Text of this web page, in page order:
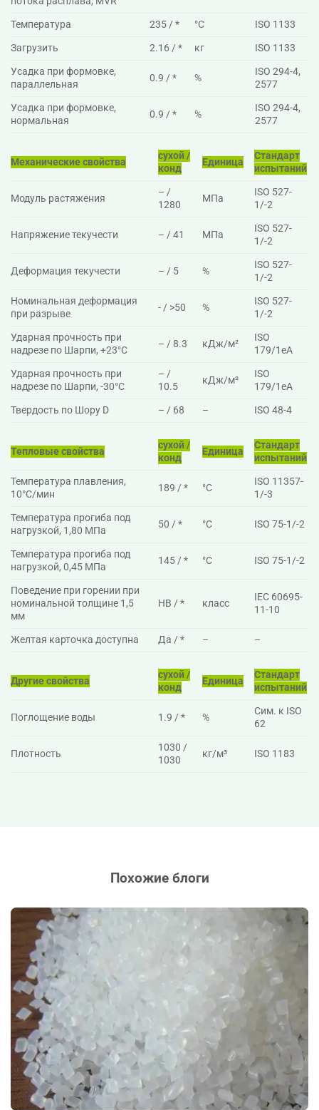
Температура 235 / * °C
ISO 1133
Загрузить
2.16 / * кг
ISO 1133
Усадка при формовке,
параллельная
0.9 / * %
ISO 294-4,
2577
Усадка при формовке,
нормальная
0.9 / * %
ISO 294-4,
2577
Механические свойства
сухой /
конд
Единица
Стандарт
испытаний
Модуль растяжения
– /
1280
МПа
ISO 527-
1/-2
Напряжение текучести – / 41 МПа
ISO 527-
1/-2
Деформация текучести – / 5 %
ISO 527-
1/-2
Номинальная деформация
при разрыве
- / >50 %
ISO 527-
1/-2
Ударная прочность при
надрезе по Шарпи, +23°C
– / 8.3 кДж/м²
ISO
179/1eA
Ударная прочность при
надрезе по Шарпи, -30°C
– /
10.5
кДж/м²
ISO
179/1eA
Твердость по Шору D
– / 68 – ISO 48-4
Тепловые свойства
сухой /
конд
Единица
Стандарт
испытаний
Температура плавления,
10°C/мин
189 / * °C
ISO 11357-
1/-3
Температура прогиба под
нагрузкой, 1,80 МПа
50 / * °C ISO 75-1/-2
Температура прогиба под
нагрузкой, 0,45 МПа
145 / * °C ISO 75-1/-2
Поведение при горении при
номинальной толщине 1,5
мм
HB / * класс
IEC 60695-
11-10
Желтая карточка доступна Да / * – –
Другие свойства
сухой /
конд
Единица
Стандарт
испытаний
Поглощение воды 1.9 / * %
Сим. к ISO
62
Плотность
1030 /
1030
кг/м³ ISO 1183
Похожие блоги
Основные марки нейлона: источники, применение и
советы по выбору">